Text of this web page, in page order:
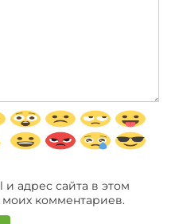
адрес сайта в этом
комментариев.